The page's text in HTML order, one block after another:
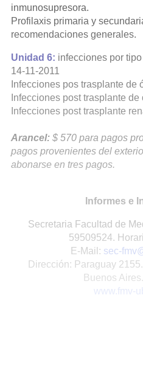
inmunosupresora.
Profilaxis primaria y
recomendaciones generales.
Unidad 6: infecciones por
14-11-2011
Infecciones pos trasplante de
Infecciones post trasplante
Infecciones post trasplante
Arancel: $ 570 para pagos
pagos provenientes del
abonarse en tres pagos.
Informes e
Secretaria Facultad de
59509524.
E-Mail: sec-
Dirección: Paraguay
Buenos
www.fmv-